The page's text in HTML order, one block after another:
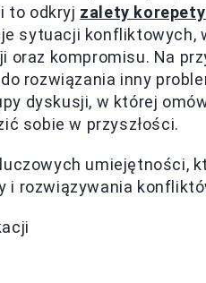
to odkryj zalety
sytuacji konfliktowych,
kompromisu. Na
rozwiązania inny
dyskusji, w której
sobie w przyszłości.
umiejętności,
i rozwiązywania